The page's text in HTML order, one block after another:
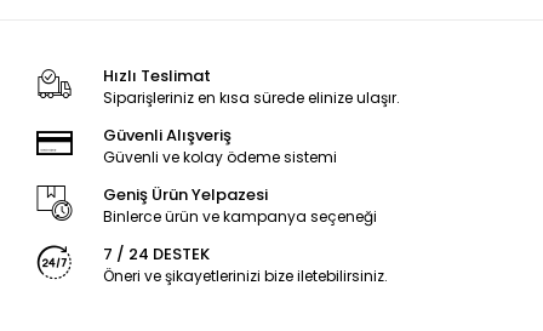
Hızlı Teslimat
Siparişleriniz en kısa sürede elinize ulaşır.
Güvenli Alışveriş
Güvenli ve kolay ödeme sistemi
Geniş Ürün Yelpazesi
Binlerce ürün ve kampanya seçeneği
7 / 24 DESTEK
Öneri ve şikayetlerinizi bize iletebilirsiniz.